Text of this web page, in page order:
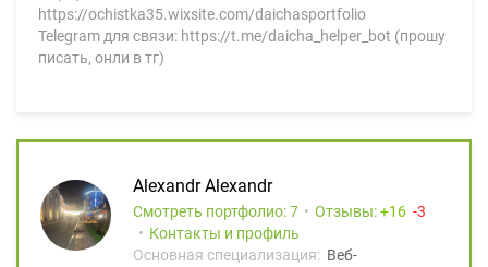
https://ochistka35.wixsite.com/daichasportfolio
Telegram для связи: https://t.me/daicha_helper_bot (прошу
писать, онли в тг)
Alexandr Alexandr
Смотреть портфолио: 7 Отзывы: 16
3
Контакты и профиль
Основная специализация: Веб-